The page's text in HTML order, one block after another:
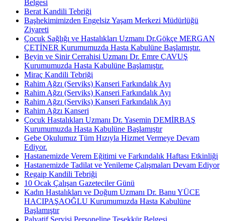
Belgesi
Berat Kandili Tebriği
Başhekimimizden Engelsiz Yaşam Merkezi Müdürlüğü
Ziyareti
Çocuk Sağlığı ve Hastalıkları Uzmanı Dr.Gökçe MERGAN
ÇETİNER Kurumumuzda Hasta Kabulüne Başlamıştır.
Beyin ve Sinir Cerrahisi Uzmanı Dr. Emre ÇAVUŞ
Kurumumuzda Hasta Kabulüne Başlamıştır.
Miraç Kandili Tebriği
Rahim Ağzı (Serviks) Kanseri Farkındalık Ayı
Rahim Ağzı (Serviks) Kanseri Farkındalık Ayı
Rahim Ağzı (Serviks) Kanseri Farkındalık Ayı
Rahim Ağzı Kanseri
Çocuk Hastalıkları Uzmanı Dr. Yasemin DEMİRBAŞ
Kurumumuzda Hasta Kabulüne Başlamıştır
Gebe Okulumuz Tüm Hızıyla Hizmet Vermeye Devam
Ediyor.
Hastanemizde Verem Eğitimi ve Farkındalık Haftası Etkinliği
Hastanemizde Tadilat ve Yenileme Çalışmaları Devam Ediyor
Regaip Kandili Tebriği
10 Ocak Çalışan Gazeteciler Günü
Kadın Hastalıkları ve Doğum Uzmanı Dr. Banu YÜCE
HACIPAŞAOĞLU Kurumumuzda Hasta Kabulüne
Başlamıştır
Palyatif Servisi Personeline Teşekkür Belgesi